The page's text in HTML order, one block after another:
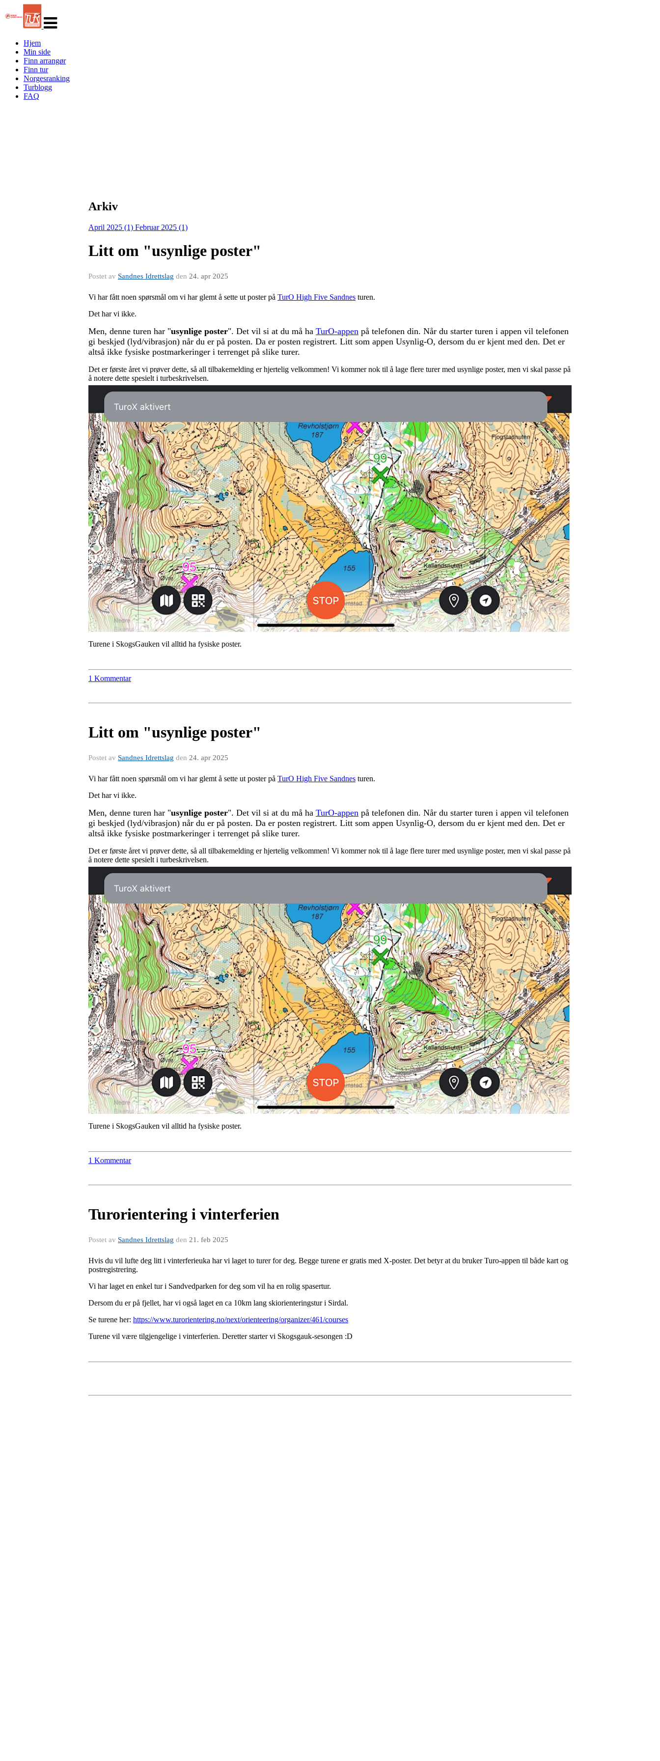
navigasjon
Hjem
Min side
Finn arrangør
Finn tur
Norgesranking
Turblogg
FAQ
Arkiv
April 2025 (1) Februar 2025 (1)
Litt om "usynlige poster"
Postet av Sandnes Idrettslag den 24. apr 2025
Vi har fått noen spørsmål om vi har glemt å sette ut poster på TurO High Five Sandnes turen.
Det har vi ikke.
Men, denne turen har "usynlige poster". Det vil si at du må ha TurO-appen på telefonen din. Når du starter turen i appen vil telefonen
gi beskjed (lyd/vibrasjon) når du er på posten. Da er posten registrert. Litt som appen Usynlig-O, dersom du er kjent med den. Det er
altså ikke fysiske postmarkeringer i terrenget på slike turer.
Det er første året vi prøver dette, så all tilbakemelding er hjertelig velkommen! Vi kommer nok til å lage flere turer med usynlige poster, men vi skal passe på
å notere dette spesielt i turbeskrivelsen.
Turene i SkogsGauken vil alltid ha fysiske poster.
1 Kommentar
Litt om "usynlige poster"
Postet av Sandnes Idrettslag den 24. apr 2025
Vi har fått noen spørsmål om vi har glemt å sette ut poster på TurO High Five Sandnes turen.
Det har vi ikke.
Men, denne turen har "usynlige poster". Det vil si at du må ha TurO-appen på telefonen din. Når du starter turen i appen vil telefonen
gi beskjed (lyd/vibrasjon) når du er på posten. Da er posten registrert. Litt som appen Usynlig-O, dersom du er kjent med den. Det er
altså ikke fysiske postmarkeringer i terrenget på slike turer.
Det er første året vi prøver dette, så all tilbakemelding er hjertelig velkommen! Vi kommer nok til å lage flere turer med usynlige poster, men vi skal passe på
å notere dette spesielt i turbeskrivelsen.
Turene i SkogsGauken vil alltid ha fysiske poster.
1 Kommentar
Turorientering i vinterferien
Postet av Sandnes Idrettslag den 21. feb 2025
Hvis du vil lufte deg litt i vinterferieuka har vi laget to turer for deg. Begge turene er gratis med X-poster. Det betyr at du bruker Turo-appen til både kart og
postregistrering.
Vi har laget en enkel tur i Sandvedparken for deg som vil ha en rolig spasertur.
Dersom du er på fjellet, har vi også laget en ca 10km lang skiorienteringstur i Sirdal.
Se turene her: https://www.turorientering.no/next/orienteering/organizer/461/courses
Turene vil være tilgjengelige i vinterferien. Deretter starter vi Skogsgauk-sesongen :D